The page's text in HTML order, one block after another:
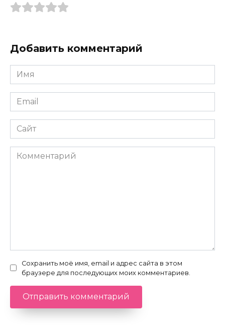
Добавить комментарий
Имя
*
Email
*
Сайт
Комментарий
Сохранить моё имя, email и адрес сайта в этом
браузере для последующих моих комментариев.